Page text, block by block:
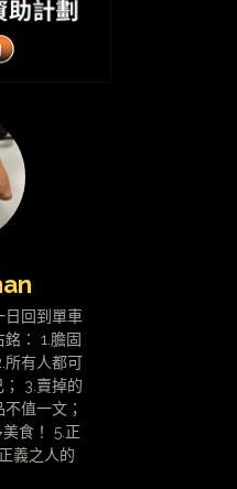
日回到單車
銘： 1.膽固
所有人都可
3.賣掉的
值一文；
食！ 5.正
義之人的